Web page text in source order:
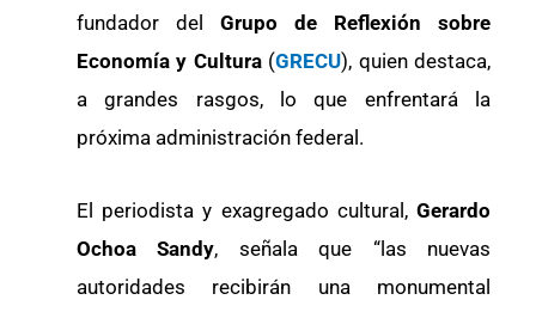
fundador del Grupo de Reflexión sobre
Economía y Cultura(GRECU), quien destaca,
a grandes rasgos, lo que enfrentará la
próxima administración federal.
El periodista y exagregado cultural, Gerardo
Ochoa Sandy, señala que “las nuevas
autoridades recibirán una monumental